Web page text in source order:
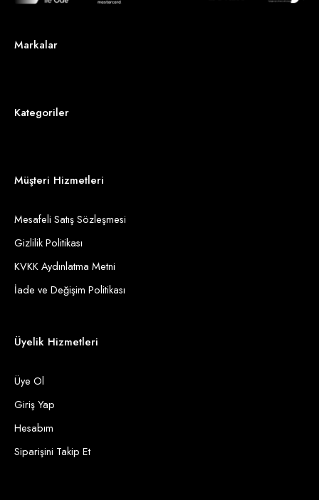
Markalar
Kategoriler
Müşteri Hizmetleri
Mesafeli Satış Sözleşmesi
Gizlilik Politikası
KVKK Aydınlatma Metni
İade ve Değişim Politikası
Üyelik Hizmetleri
Üye Ol
Giriş Yap
Hesabım
Siparişini Takip Et